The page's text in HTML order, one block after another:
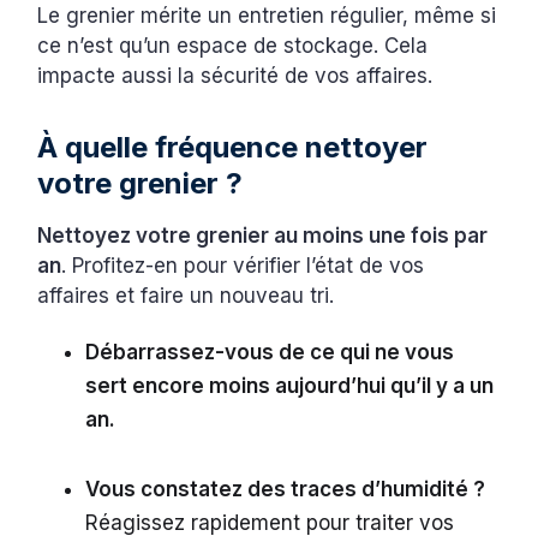
Le grenier mérite un entretien régulier, même si
ce n’est qu’un espace de stockage. Cela
impacte aussi la sécurité de vos affaires.
À quelle fréquence nettoyer
votre grenier ?
Nettoyez votre grenier au moins une fois par
an. Profitez-en pour vérifier l’état de vos
affaires et faire un nouveau tri.
Débarrassez-vous de ce qui ne vous
sert encore moins aujourd’hui qu’il y a un
an.
Vous constatez des traces d’humidité ?
Réagissez rapidement pour traiter vos